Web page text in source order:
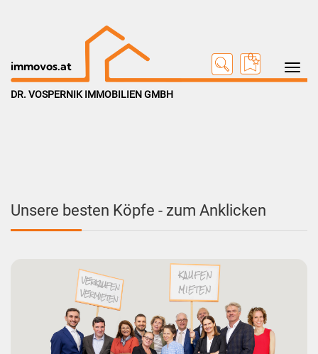
Toggle
immovos.at
0
DR. VOSPERNIK IMMOBILIEN GMBH
Unsere besten Köpfe - zum Anklicken